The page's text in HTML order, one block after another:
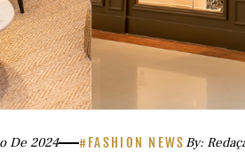
De 2024 #FASHION NEWS By: